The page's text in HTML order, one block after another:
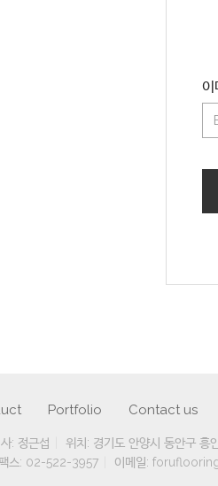
이
Portfolio Contact us
: 정근섭
위치: 경기도 안양시 동안구 흥
스: 02-522-3957 이메일: